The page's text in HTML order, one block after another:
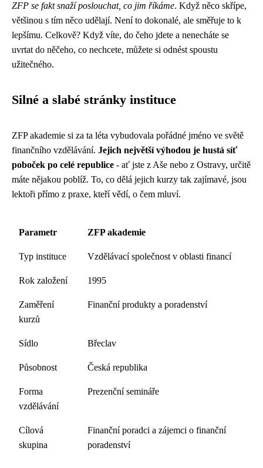
ZFP se fakt snaží poslouchat, co jim říkáme. Když něco skřípe,
většinou s tím něco udělají. Není to dokonalé, ale směřuje to k
lepšímu. Celkově? Když víte, do čeho jdete a nenecháte se
uvrtat do něčeho, co nechcete, můžete si odnést spoustu
užitečného.
Silné a slabé stránky instituce
ZFP akademie si za ta léta vybudovala pořádné jméno ve světě
finančního vzdělávání. Jejich největší výhodou je hustá síť
poboček po celé republice - ať jste z Aše nebo z Ostravy, určitě
máte nějakou poblíž. To, co dělá jejich kurzy tak zajímavé, jsou
lektoři přímo z praxe, kteří vědí, o čem mluví.
Parametr ZFP akademie
Typ instituce Vzdělávací společnost v oblasti financí
Rok založení 1995
Zaměření
kurzů
Finanční produkty a poradenství
Sídlo Břeclav
Působnost Česká republika
Forma
vzdělávání
Prezenční semináře
Cílová
skupina
Finanční poradci a zájemci o finanční
poradenství